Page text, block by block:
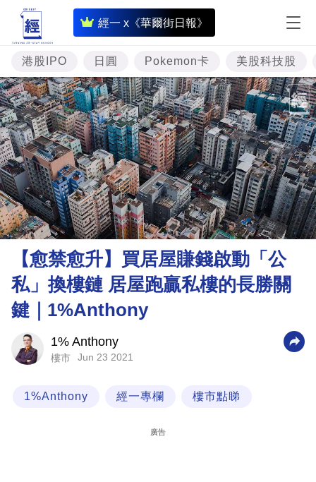
經一 x《華爾街日報》
即
時
財
經
專
題
投
資
樓
市
理
財
商
業
科
技
港股IPO 日圓 Pokemon卡 美股科技股
【愈禁愈升】買居屋賺錢啟動「公
私」換樓鏈 居屋跑贏私樓的長勝關
鍵｜1%Anthony
1% Anthony
樓市 Jun 23 2021
1%Anthony 經一專欄 樓市點睇
廣告